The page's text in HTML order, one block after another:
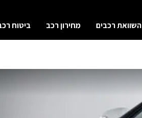
השוואת רכבים מחירון רכב ביטוח